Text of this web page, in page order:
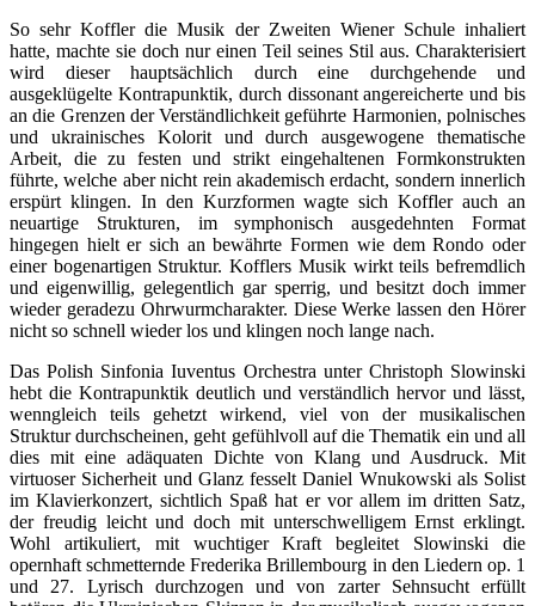
So sehr Koffler die Musik der Zweiten Wiener Schule inhaliert
hatte, machte sie doch nur einen Teil seines Stil aus. Charakterisiert
wird dieser hauptsächlich durch eine durchgehende und
ausgeklügelte Kontrapunktik, durch dissonant angereicherte und bis
an die Grenzen der Verständlichkeit geführte Harmonien, polnisches
und ukrainisches Kolorit und durch ausgewogene thematische
Arbeit, die zu festen und strikt eingehaltenen Formkonstrukten
führte, welche aber nicht rein akademisch erdacht, sondern innerlich
erspürt klingen. In den Kurzformen wagte sich Koffler auch an
neuartige Strukturen, im symphonisch ausgedehnten Format
hingegen hielt er sich an bewährte Formen wie dem Rondo oder
einer bogenartigen Struktur. Kofflers Musik wirkt teils befremdlich
und eigenwillig, gelegentlich gar sperrig, und besitzt doch immer
wieder geradezu Ohrwurmcharakter. Diese Werke lassen den Hörer
nicht so schnell wieder los und klingen noch lange nach.
Das Polish Sinfonia Iuventus Orchestra unter Christoph Slowinski
hebt die Kontrapunktik deutlich und verständlich hervor und lässt,
wenngleich teils gehetzt wirkend, viel von der musikalischen
Struktur durchscheinen, geht gefühlvoll auf die Thematik ein und all
dies mit eine adäquaten Dichte von Klang und Ausdruck. Mit
virtuoser Sicherheit und Glanz fesselt Daniel Wnukowski als Solist
im Klavierkonzert, sichtlich Spaß hat er vor allem im dritten Satz,
der freudig leicht und doch mit unterschwelligem Ernst erklingt.
Wohl artikuliert, mit wuchtiger Kraft begleitet Slowinski die
opernhaft schmetternde Frederika Brillembourg in den Liedern op. 1
und 27. Lyrisch durchzogen und von zarter Sehnsucht erfüllt